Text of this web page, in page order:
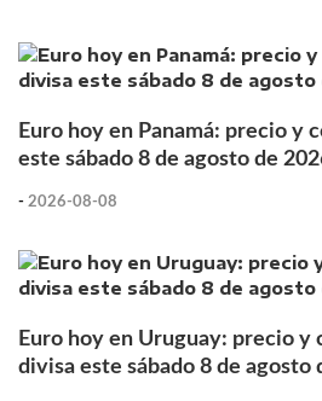
Euro hoy en Panamá: precio y
este sábado 8 de agosto de
- 2026-08-08
Euro hoy en Uruguay: precio y
divisa este sábado 8 de agosto